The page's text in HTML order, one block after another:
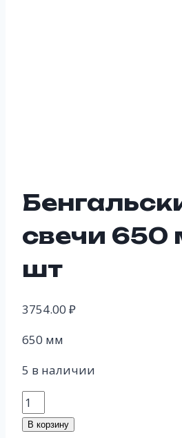
свечи 650
шт
3754.00 ₽
650 мм
5 в наличии
Количество
товара
В корзину